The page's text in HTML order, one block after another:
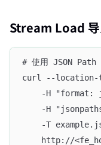
Stream Load
# 使用 JSON Path
curl --location-
-H "format:
-H
-T
http://